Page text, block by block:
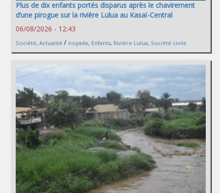
Plus de dix enfants portés disparus après le chavirement
d’une pirogue sur la rivière Lulua au Kasaï-Central
06/08/2026 - 12:43
Société, Actualité / noyade, Enfants, Rivière Lulua, Société civile